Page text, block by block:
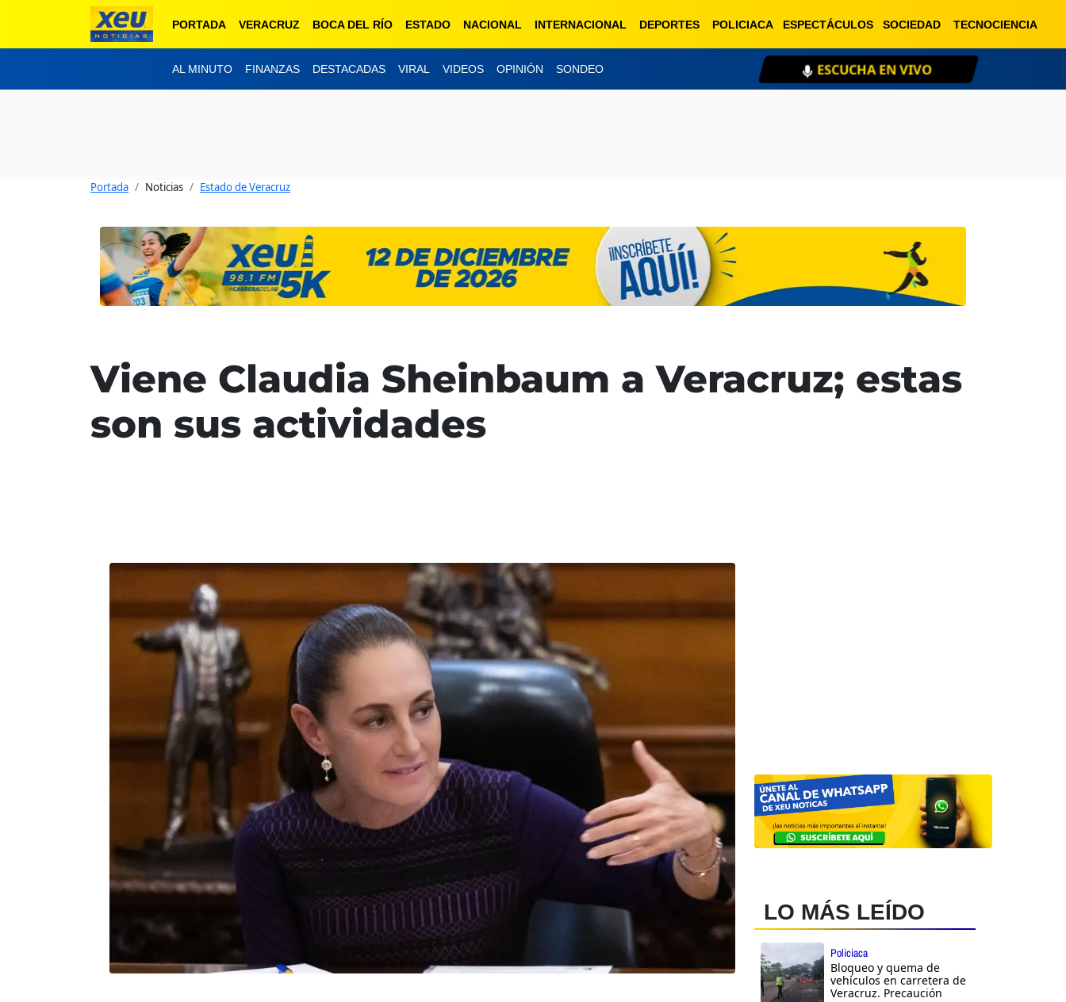
PORTADA VERACRUZ BOCA DEL RÍO ESTADO NACIONAL INTERNACIONAL DEPORTES POLICIACA ESPECTÁCULOS SOCIEDAD TECNOCIENCIA
AL MINUTO FINANZAS DESTACADAS VIRAL VIDEOS OPINIÓN SONDEO ESCUCHA EN VIVO
Portada Noticias Estado de Veracruz
Viene Claudia Sheinbaum a Veracruz; estas
son sus actividades
LO MÁS LEÍDO
Policiaca
Bloqueo y quema de
vehículos en carretera de
Veracruz. Precaución